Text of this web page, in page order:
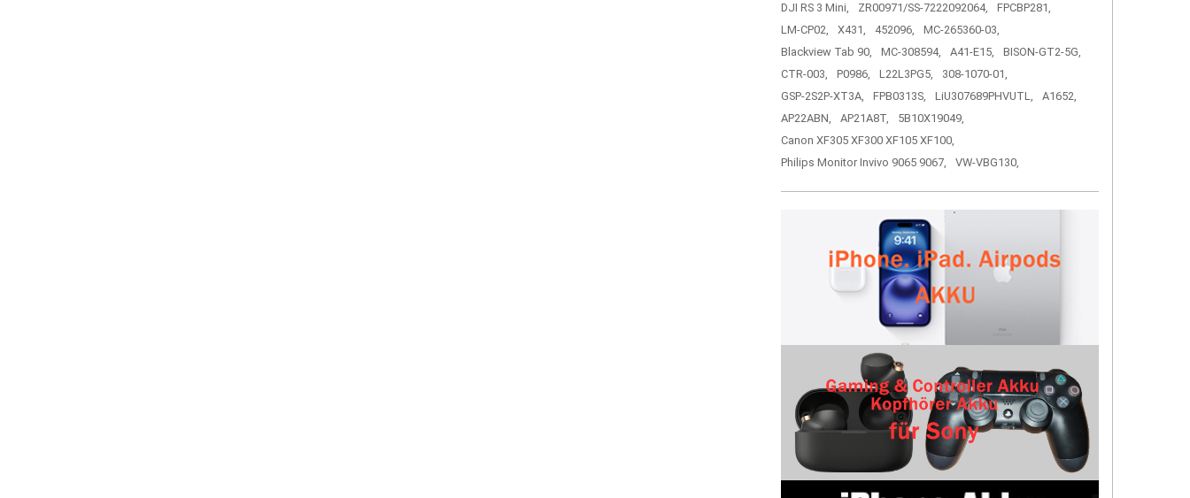
DJI RS 3 Mini,
ZR00971/SS-7222092064,
FPCBP281,
LM-CP02,
X431, 452096,
MC-265360-03,
Blackview Tab 90,
MC-308594, A41-E15,
BISON-GT2-5G,
CTR-003,
P0986, L22L3PG5,
308-1070-01,
GSP-2S2P-XT3A,
FPB0313S, LiU307689PHVUTL,
A1652,
AP22ABN,
AP21A8T,
5B10X19049,
Canon XF305 XF300 XF105 XF100,
Philips Monitor Invivo 9065 9067,
VW-VBG130,